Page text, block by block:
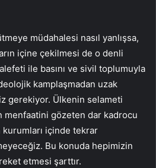
müdahalesi nasıl yanlışsa,
içine çekilmesi de o denli
ile basını ve sivil toplumuyla
kamplaşmadan uzak
gerekiyor. Ülkenin selameti
gözeten dar kadrocu
kurumları içinde tekrar
Bu konuda hepimizin
etmesi şarttır.